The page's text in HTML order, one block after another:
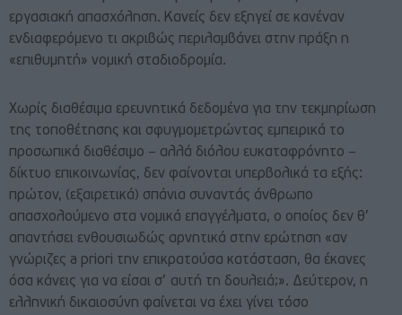
εργασιακή απασχόληση. Κανείς δεν εξηγεί σε κανέναν
ενδιαφερόμενο τι ακριβώς περιλαμβάνει στην πράξη η
«επιθυμητή» νομική σταδιοδρομία.
Χωρίς διαθέσιμα ερευνητικά δεδομένα για την τεκμηρίωση
της τοποθέτησης και σφυγμομετρώντας εμπειρικά το
προσωπικά διαθέσιμο – αλλά διόλου ευκαταφρόνητο –
δίκτυο επικοινωνίας, δεν φαίνονται υπερβολικά τα εξής:
πρώτον, (εξαιρετικά) σπάνια συναντάς άνθρωπο
απασχολούμενο στα νομικά επαγγέλματα, ο οποίος δεν θ’
απαντήσει ενθουσιωδώς αρνητικά στην ερώτηση «αν
γνώριζες a priori την επικρατούσα κατάσταση, θα έκανες
όσα κάνεις για να είσαι σ’ αυτή τη δουλειά;». Δεύτερον, η
ελληνική δικαιοσύνη φαίνεται να έχει γίνει τόσο